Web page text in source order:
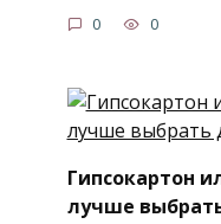
0 0
Гипсокартон
лучше